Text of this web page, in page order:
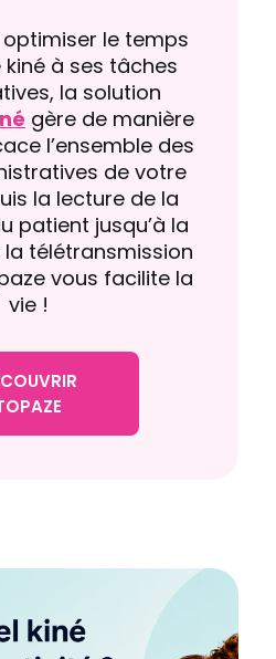
le temps
à ses tâches
la solution
gère de manière
l’ensemble des
de votre
la lecture de la
patient jusqu’à la
télétransmission
vous facilite la
vie !